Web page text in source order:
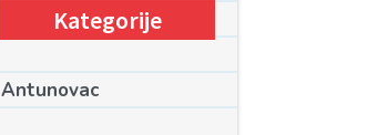
Kategorije
Antunovac